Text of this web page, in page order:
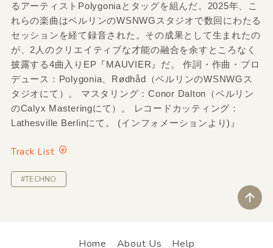
るアーティストPolygoniaとタッグを組んだ。2025年、こ
れらの楽曲はベルリンのWSNWGスタジオで数回にわたる
セッションを経て録音された。その成果として生まれたの
が、2人のクリエイティブな才能の融合を余すところなく
披露する4曲入りEP『MAUVIER』だ。 作詞・作曲・プロ
デュース：Polygonia、Rødhåd（ベルリンのWSNWGス
タジオにて）。 マスタリング：Conor Dalton（ベルリン
のCalyx Masteringにて）。 レコードカッティング：
Lathesville Berlinにて。 (インフォメーションより)』
Track List
#TECHNO
Home About Us Help